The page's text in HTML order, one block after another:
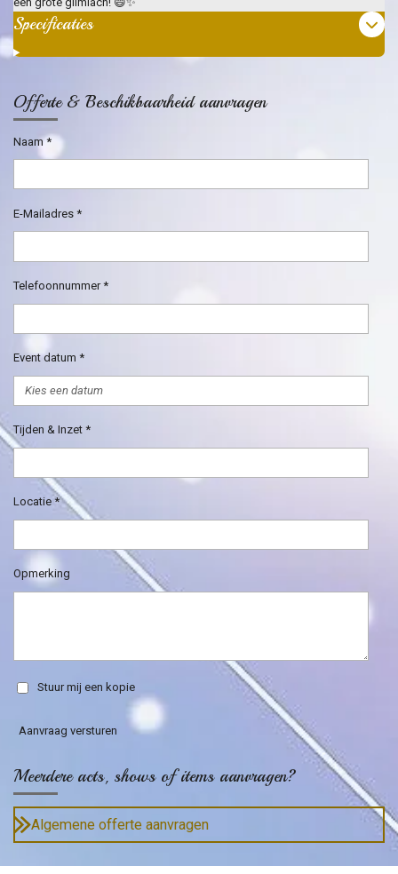
Specificaties
Offerte & Beschikbaarheid aanvragen
Naam *
E-Mailadres *
Telefoonnummer *
Event datum *
Tijden & Inzet *
Locatie *
Opmerking
Stuur mij een kopie
Aanvraag versturen
Meerdere acts, shows of items aanvragen?
Algemene offerte aanvragen